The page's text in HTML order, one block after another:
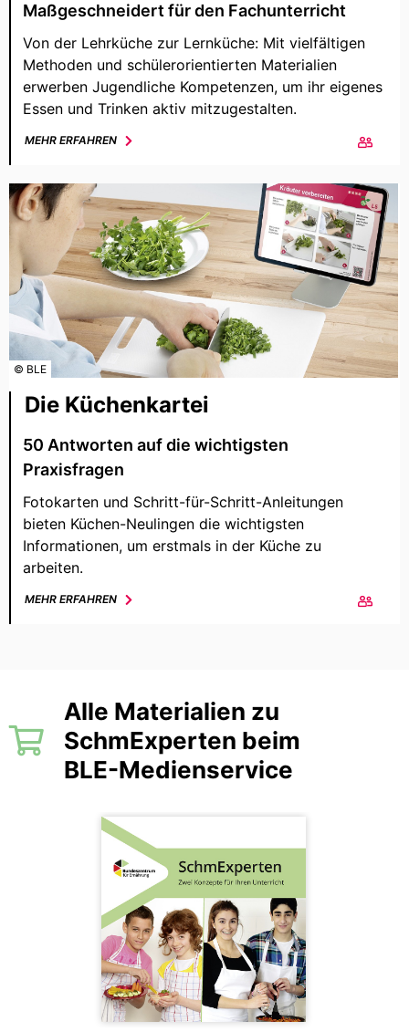
Maßgeschneidert für den Fachunterricht
Von der Lehrküche zur Lernküche: Mit vielfältigen
Methoden und schülerorientierten Materialien
erwerben Jugendliche Kompetenzen, um ihr eigenes
Essen und Trinken aktiv mitzugestalten.
MEHR ERFAHREN
© BLE
Die Küchenkartei
50 Antworten auf die wichtigsten
Praxisfragen
Fotokarten und Schritt-für-Schritt-Anleitungen
bieten Küchen-Neulingen die wichtigsten
Informationen, um erstmals in der Küche zu
arbeiten.
MEHR ERFAHREN
Alle Materialien zu
SchmExperten beim
BLE-Medienservice